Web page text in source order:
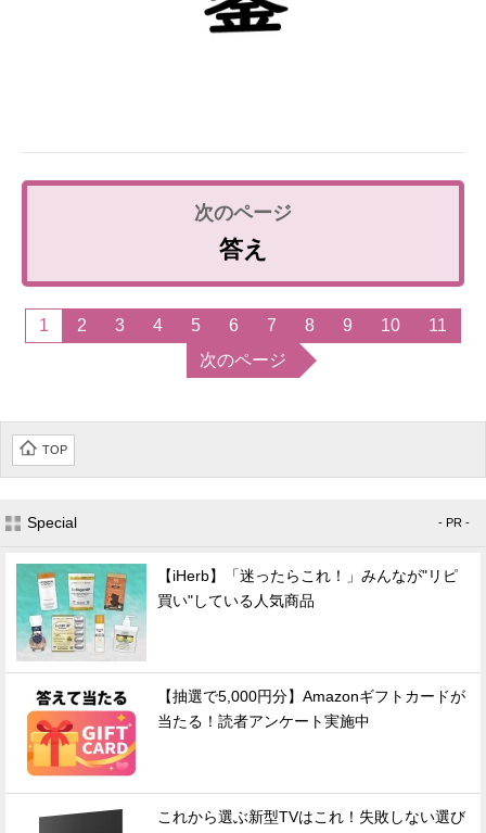
エレクトロニクス専門サイト
ちょっと気になるネットの話題
答え
1 2 3 4 5 6 7 8 9 10
11
次のページ
TOP
Special - PR -
【iHerb】「迷ったらこれ！」みんなが"リピ
買い"している人気商品
【抽選で5,000円分】Amazonギフトカードが
当たる！読者アンケート実施中
これから選ぶ新型TVはこれ！失敗しない選び